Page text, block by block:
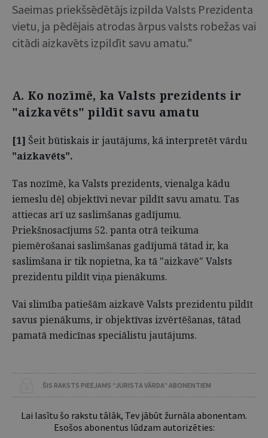
Saeimas priekšsēdētājs izpilda Valsts Prezidenta
vietu, ja pēdējais atrodas ārpus valsts robežas vai
citādi aizkavēts izpildīt savu amatu."
A. Ko nozīmē, ka Valsts prezidents ir
"aizkavēts" pildīt savu amatu
[1] Šeit būtiskais ir jautājums, kā interpretēt vārdu
"aizkavēts".
Tas nozīmē, ka Valsts prezidents, vienalga kādu
iemeslu dēļ objektīvi nevar pildīt savu amatu. Tas
attiecas arī uz saslimšanas gadījumu.
Priekšnosacījums 52. panta otrā teikuma
piemērošanai saslimšanas gadījumā tātad ir, ka
saslimšana ir tik nopietna, ka tā "aizkavē" Valsts
prezidentu pildīt viņa pienākums.
Vai slimība patiešām aizkavē Valsts prezidentu pildīt
savus pienākums, ir objektīvas izvērtēšanas, tātad
pamatā medicīnas speciālistu jautājums.
ŠIS RAKSTS PIEEJAMS “JURISTA VĀRDA” ABONENTIEM
Lai lasītu šo rakstu tālāk, Tev jābūt žurnāla abonentam.
Esošos abonentus lūdzam autorizēties: